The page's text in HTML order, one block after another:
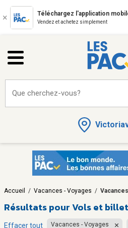
Téléchargez l'application
Vendez et achetez simplement
Que cherchez-vous?
Accueil / Vacances - Voyages /
Résultats pourVols et
Effacer tout Vacances - Voyages